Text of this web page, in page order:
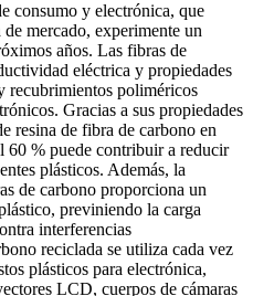
consumo y electrónica, que
mercado, experimente un
años. Las fibras de
eléctrica y propiedades
recubrimientos poliméricos
Gracias a sus propiedades
resina de fibra de carbono en
60 % puede contribuir a reducir
plásticos. Además, la
de carbono proporciona un
previniendo la carga
interferencias
reciclada se utiliza cada vez
plásticos para electrónica,
LCD, cuerpos de cámaras